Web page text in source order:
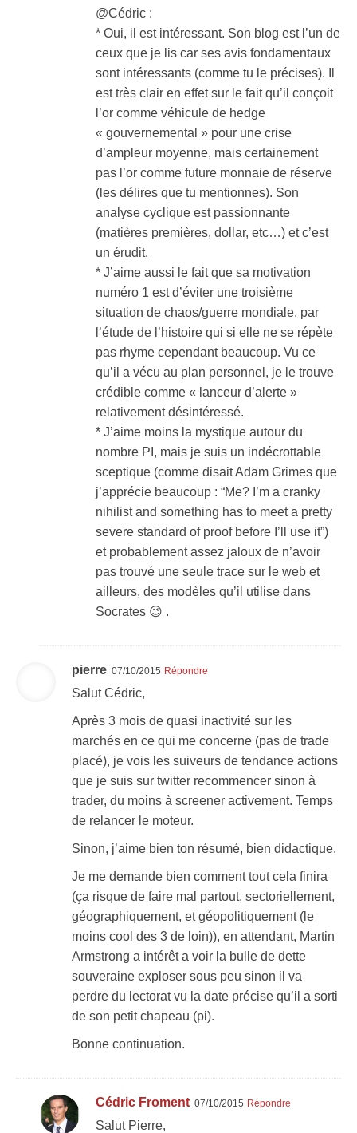
@Cédric :
* Oui, il est intéressant. Son blog est l’un de
ceux que je lis car ses avis fondamentaux
sont intéressants (comme tu le précises). Il
est très clair en effet sur le fait qu’il conçoit
l’or comme véhicule de hedge
« gouvernemental » pour une crise
d’ampleur moyenne, mais certainement
pas l’or comme future monnaie de réserve
(les délires que tu mentionnes). Son
analyse cyclique est passionnante
(matières premières, dollar, etc…) et c’est
un érudit.
* J’aime aussi le fait que sa motivation
numéro 1 est d’éviter une troisième
situation de chaos/guerre mondiale, par
l’étude de l’histoire qui si elle ne se répète
pas rhyme cependant beaucoup. Vu ce
qu’il a vécu au plan personnel, je le trouve
crédible comme « lanceur d’alerte »
relativement désintéressé.
* J’aime moins la mystique autour du
nombre PI, mais je suis un indécrottable
sceptique (comme disait Adam Grimes que
j’apprécie beaucoup : “Me? I’m a cranky
nihilist and something has to meet a pretty
severe standard of proof before I’ll use it”)
et probablement assez jaloux de n’avoir
pas trouvé une seule trace sur le web et
ailleurs, des modèles qu’il utilise dans
Socrates 😉 .
pierre 07/10/2015 Répondre
Salut Cédric,
Après 3 mois de quasi inactivité sur les
marchés en ce qui me concerne (pas de trade
placé), je vois les suiveurs de tendance actions
que je suis sur twitter recommencer sinon à
trader, du moins à screener activement. Temps
de relancer le moteur.
Sinon, j’aime bien ton résumé, bien didactique.
Je me demande bien comment tout cela finira
(ça risque de faire mal partout, sectoriellement,
géographiquement, et géopolitiquement (le
moins cool des 3 de loin)), en attendant, Martin
Armstrong a intérêt a voir la bulle de dette
souveraine exploser sous peu sinon il va
perdre du lectorat vu la date précise qu’il a sorti
de son petit chapeau (pi).
Bonne continuation.
Cédric Froment 07/10/2015 Répondre
Salut Pierre,